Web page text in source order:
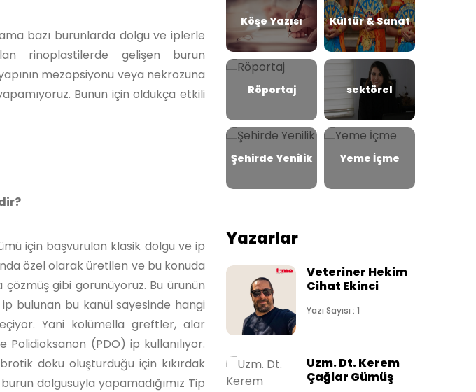
bazı burunlarda dolgu ve iplerle
rinoplastilerde gelişen burun
mezopsiyonu veya nekrozuna
Bunun için oldukça etkili
için başvurulan klasik dolgu ve ip
özel olarak üretilen ve bu konuda
gibi görünüyoruz. Bu ürünün
bulunan bu kanül sayesinde hangi
Yani kolümella greftler, alar
(PDO) ip kullanılıyor.
doku oluşturduğu için kıkırdak
dolgusuyla yapamadığımız Tip
Köşe Yazısı Kültür & Sanat
Röportaj sektörel
Şehirde Yenilik Yeme İçme
Yazarlar
Veteriner Hekim
Cihat Ekinci
Yazı Sayısı : 1
Uzm. Dt. Kerem
Çağlar Gümüş